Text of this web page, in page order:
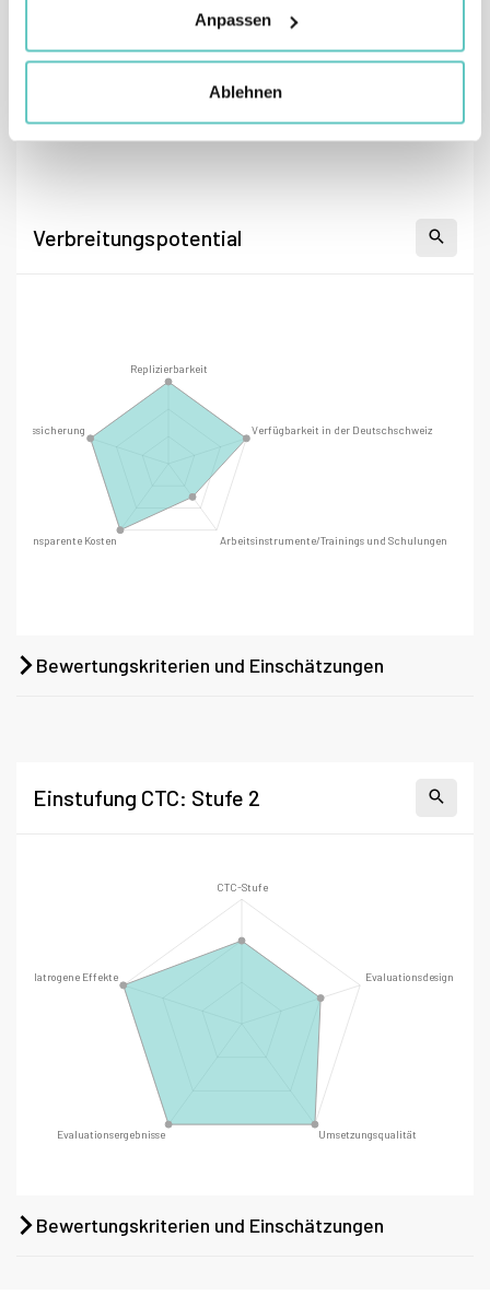
Anpassen
Ablehnen
Verbreitungspotential
Bewertungskriterien und Einschätzungen
Einstufung CTC: Stufe 2
Bewertungskriterien und Einschätzungen